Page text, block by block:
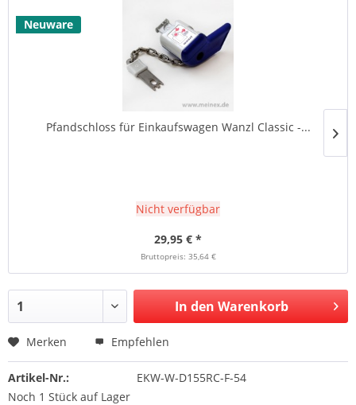
Neuware
Pfandschloss für Einkaufswagen Wanzl Classic -...
Nicht verfügbar
29,95 € *
Bruttopreis: 35,64 €
In den Warenkorb
Merken Empfehlen
Artikel-Nr.:
EKW-W-D155RC-F-54
Noch 1 Stück auf Lager